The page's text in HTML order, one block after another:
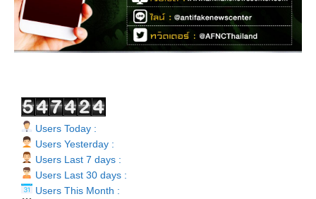
Users Today :
Users Yesterday :
Users Last 7 days :
Users Last 30 days :
Users This Month :